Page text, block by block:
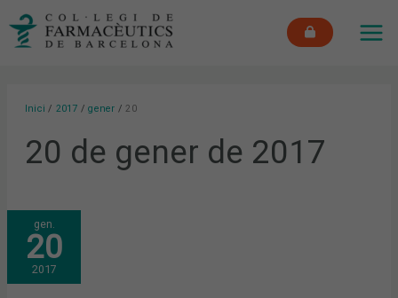
Inici 2017 gener 20
20 de gener de 2017
gen.
20
2017
INFARMA
BARCELONA
I
LA
FARMÀCIA
ASSISTENCIAL,
TEMES